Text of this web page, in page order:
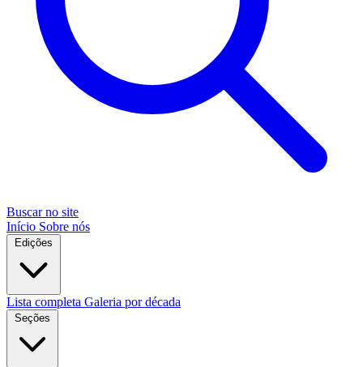
Buscar no site
Início Sobre nós
Edições
Lista completa Galeria por década
Seções